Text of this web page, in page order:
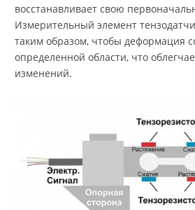
восстанавливает свою
Измерительный элемент
таким образом, чтобы деформация
определенной области, что
изменений.